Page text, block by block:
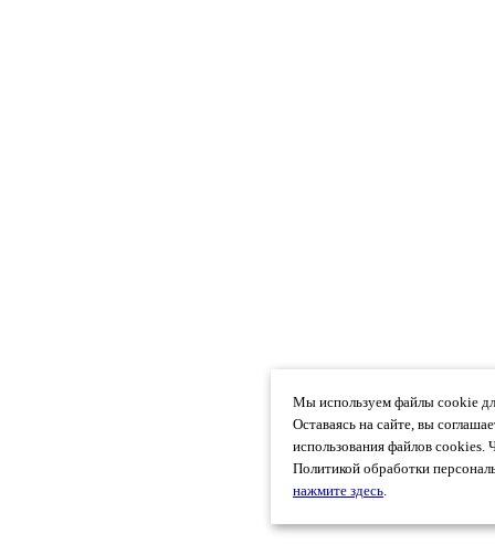
Мы используем файлы cookie
Оставаясь на сайте, вы
использования файлов cookies.
Политикой обработки
нажмите здесь.